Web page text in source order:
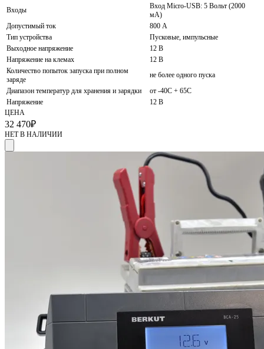
Входы
Вход Micro-USB: 5 Вольт (2000
мА)
Допустимый ток
800 А
Тип устройства
Пусковые, импульсные
Выходное напряжение
12 В
Напряжение на клемах
12 В
Количество попыток запуска при полном
заряде
не более одного пуска
Диапазон температур для хранения и зарядки
от -40С + 65С
Напряжение
12 В
ЦЕНА
32 470₽
НЕТ В НАЛИЧИИ